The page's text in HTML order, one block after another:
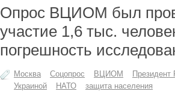
Опрос ВЦИОМ был
участие 1,6 тыс.
погрешность
Москва Соцопрос ВЦИОМ Президент
Украиной
НАТО защита населения